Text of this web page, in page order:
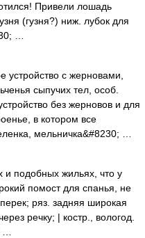
Привели лошадь
(гузня?) ниж. лубок для
…
с жерновами,
сыпучих тел, особ.
без жерновов и для
в котором все
мельничка&#8230; …
подобных жильях, что у
помост для спанья, не
ряз. задняя широкая
речку; | костр., вологод.